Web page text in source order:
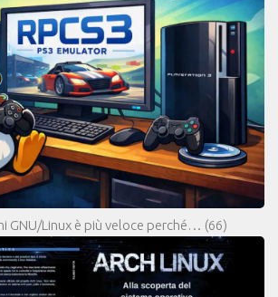
GNU/Linux è più veloce perché… (66)